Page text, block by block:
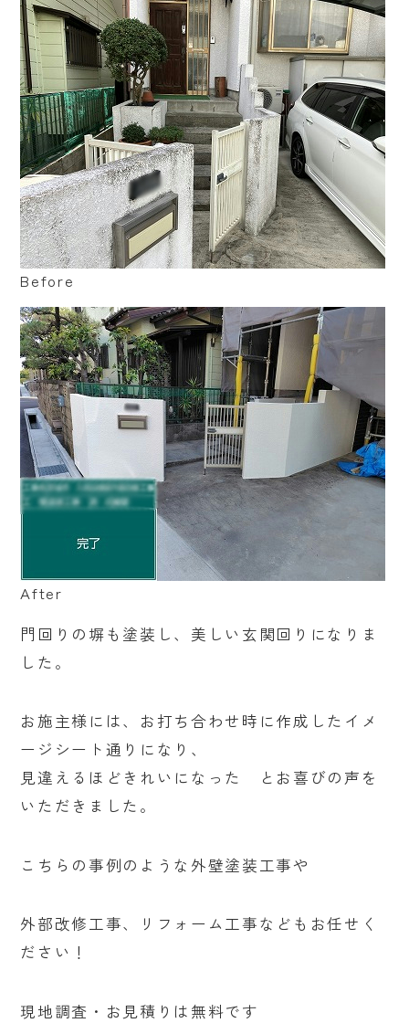
Before
After
門回りの塀も塗装し、美しい玄関回りになりま
した。
お施主様には、お打ち合わせ時に作成したイメ
ージシート通りになり、
見違えるほどきれいになった とお喜びの声を
いただきました。
こちらの事例のような外壁塗装工事や
外部改修工事、リフォーム工事などもお任せく
ださい！
現地調査・お見積りは無料です